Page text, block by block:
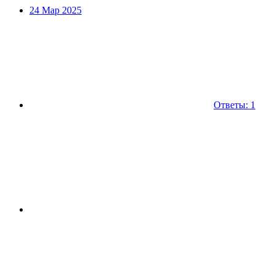
24 Мар 2025
Ответы: 1